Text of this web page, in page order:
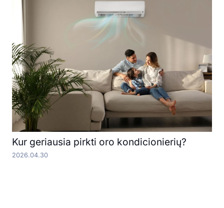
Kur geriausia pirkti oro kondicionierių?
2026.04.30